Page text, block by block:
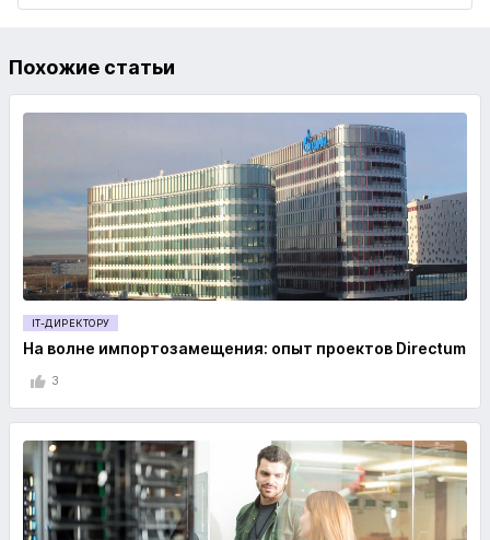
Похожие статьи
IT-ДИРЕКТОРУ
На волне импортозамещения: опыт проектов Directum
3